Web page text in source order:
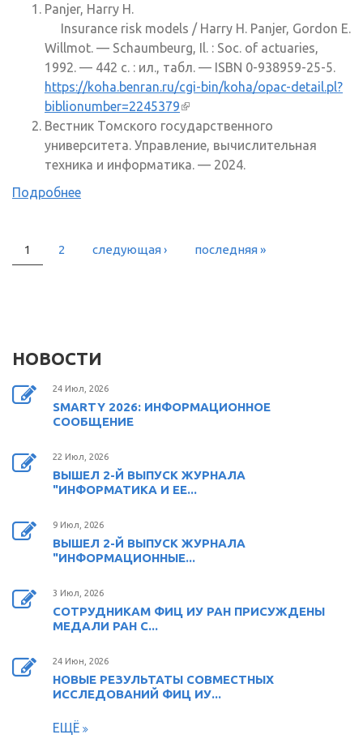
Panjer, Harry H.
Insurance risk models / Harry H. Panjer, Gordon E.
Willmot. — Schaumbeurg, Il. : Soc. of actuaries,
1992. — 442 c. : ил., табл. — ISBN 0-938959-25-5.
https://koha.benran.ru/cgi-bin/koha/opac-detail.pl?
biblionumber=2245379(внешняя ссылка)
Вестник Томского государственного
университета. Управление, вычислительная
техника и информатика. — 2024.
Подробнее
СТРАНИЦЫ
1 2 следующая › последняя »
НОВОСТИ
24 Июл, 2026
SMARTY 2026: ИНФОРМАЦИОННОЕ
СООБЩЕНИЕ
22 Июл, 2026
ВЫШЕЛ 2-Й ВЫПУСК ЖУРНАЛА
"ИНФОРМАТИКА И ЕЕ...
9 Июл, 2026
ВЫШЕЛ 2-Й ВЫПУСК ЖУРНАЛА
"ИНФОРМАЦИОННЫЕ...
3 Июл, 2026
СОТРУДНИКАМ ФИЦ ИУ РАН ПРИСУЖДЕНЫ
МЕДАЛИ РАН С...
24 Июн, 2026
НОВЫЕ РЕЗУЛЬТАТЫ СОВМЕСТНЫХ
ИССЛЕДОВАНИЙ ФИЦ ИУ...
ЕЩЁ